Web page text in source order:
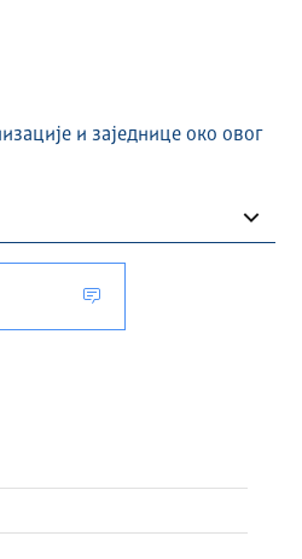
и заједнице око овог